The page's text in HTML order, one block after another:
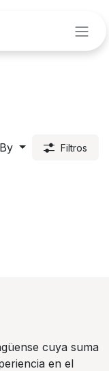
Filtros
cuya suma
en el